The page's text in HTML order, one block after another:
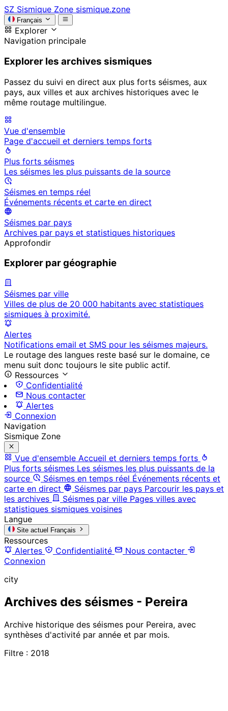
SZ Sismique Zone sismique.zone
Français
Explorer
Navigation principale
Explorer les archives sismiques
Passez du suivi en direct aux plus forts séismes, aux
pays, aux villes et aux archives historiques avec le
même routage multilingue.
Vue d'ensemble
Page d'accueil et derniers temps forts
Plus forts séismes
Les séismes les plus puissants de la source
Séismes en temps réel
Événements récents et carte en direct
Séismes par pays
Archives par pays et statistiques historiques
Approfondir
Explorer par géographie
Séismes par ville
Villes de plus de 20 000 habitants avec statistiques
sismiques à proximité.
Alertes
Notifications email et SMS pour les séismes majeurs.
Le routage des langues reste basé sur le domaine, ce
menu suit donc toujours le site public actif.
Ressources
Confidentialité
Nous contacter
Alertes
Connexion
Navigation
Sismique Zone
Vue d'ensemble Accueil et derniers temps forts
Plus forts séismes Les séismes les plus puissants de la
source
Séismes en temps réel Événements récents et
carte en direct
Séismes par pays Parcourir les pays et
les archives
Séismes par ville Pages villes avec
statistiques sismiques voisines
Langue
Site actuel Français
Ressources
Alertes
Confidentialité
Nous contacter
Connexion
city
Archives des séismes - Pereira
Archive historique des séismes pour Pereira, avec
synthèses d'activité par année et par mois.
Filtre : 2018